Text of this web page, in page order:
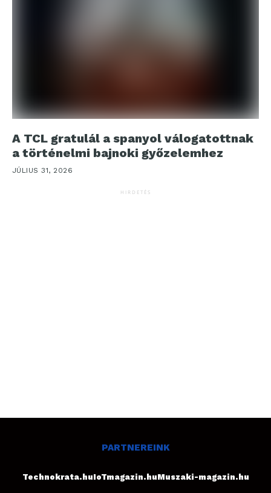
A TCL gratulál a spanyol válogatottnak
a történelmi bajnoki győzelemhez
JÚLIUS 31, 2026
HIRDETÉS
PARTNEREINK
Technokrata.huIoTmagazin.huMuszaki-magazin.hu